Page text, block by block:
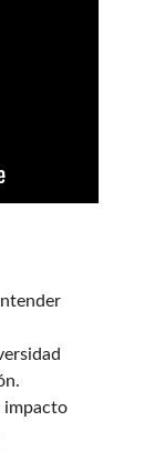
impacto